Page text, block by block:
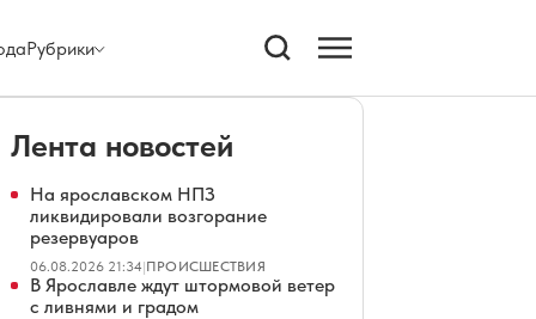
Рубрики
Лента новостей
На ярославском НПЗ
ликвидировали возгорание
резервуаров
06.08.2026 21:34|ПРОИСШЕСТВИЯ
В Ярославле ждут штормовой ветер
с ливнями и градом